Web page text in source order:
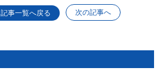
記事一覧へ戻る 次の記事へ